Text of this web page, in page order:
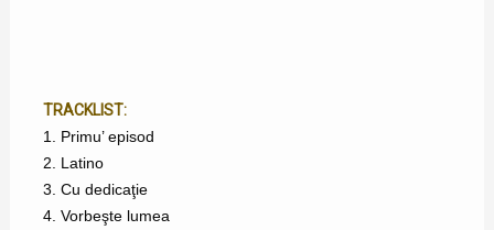
TRACKLIST:
1. Primu’ episod
2. Latino
3. Cu dedicaţie
4. Vorbeşte lumea